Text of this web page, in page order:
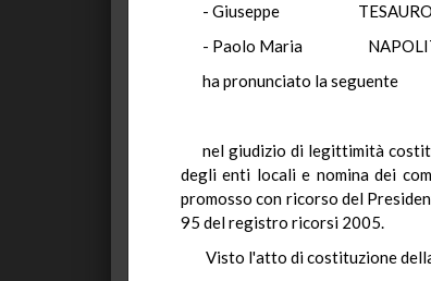
- Giuseppe
- Paolo Maria
ha pronunciato la seguente
nel giudizio di legittimità
degli enti locali e nomina dei
promosso con ricorso del
95 del registro ricorsi 2005.
Visto l'atto di costituzione